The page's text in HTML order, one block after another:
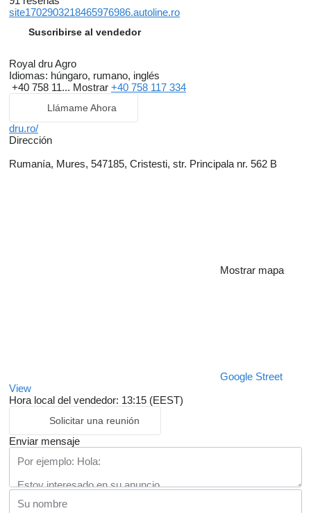
site1702903218465976986.autoline.ro
Suscribirse al vendedor
Royal dru Agro
Idiomas: húngaro, rumano, inglés
+40 758 11... Mostrar +40 758 117 334
Llámame Ahora
dru.ro/
Dirección
Rumanía, Mures, 547185, Cristesti, str. Principala nr. 562 B
Mostrar mapa
Google Street
View
Hora local del vendedor: 13:15 (EEST)
Solicitar una reunión
Enviar mensaje